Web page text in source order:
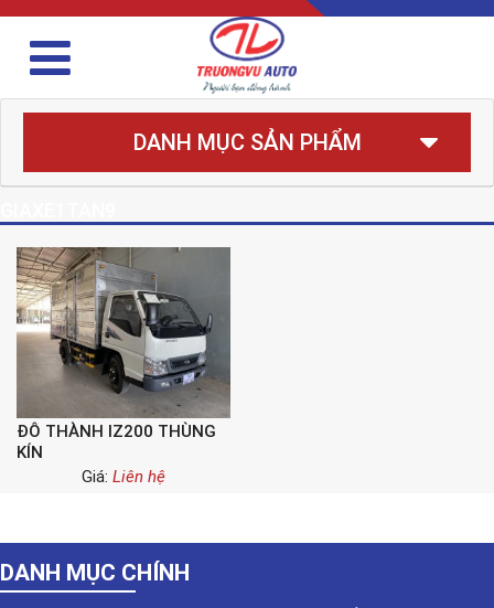
DANH MỤC SẢN PHẨM
ĐÔ THÀNH IZ200 THÙNG
KÍN
Giá: Liên hệ
DANH MỤC CHÍNH